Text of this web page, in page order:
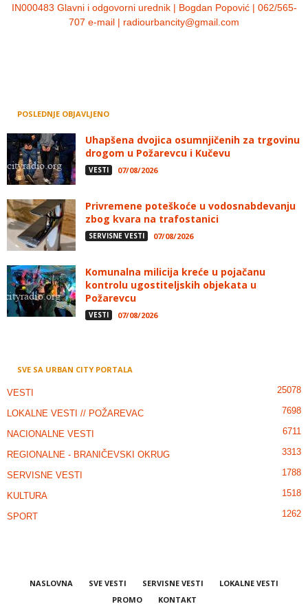
IN000483 Glavni i odgovorni urednik | Bogdan Popović | 062/565-
707 e-mail | radiourbancity@gmail.com
POSLEDNJE OBJAVLJENO
Uhapšena dvojica osumnjičenih za trgovinu
drogom u Požarevcu i Kučevu
VESTI 07/08/2026
Privremene poteškoće u vodosnabdevanju
zbog kvara na trafostanici
SERVISNE VESTI 07/08/2026
Komunalna milicija kreće u pojačanu
kontrolu ugostiteljskih objekata u
Požarevcu
VESTI 07/08/2026
SVE SA URBAN CITY PORTALA
VESTI 25078
LOKALNE VESTI // POŽAREVAC 7698
NACIONALNE VESTI 6711
REGIONALNE - BRANIČEVSKI OKRUG 3313
SERVISNE VESTI 1788
KULTURA 1518
SPORT 1262
NASLOVNA SVE VESTI SERVISNE VESTI
LOKALNE VESTI
PROMO
KONTAKT